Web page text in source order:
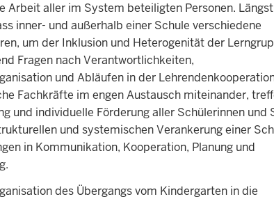
aller im System beteiligten Personen.
inner- und außerhalb einer Schule verschiedene
um der Inklusion und Heterogenität der
Fragen nach Verantwortlichkeiten,
und Abläufen in der
Fachkräfte im engen Austausch miteinander,
und individuelle Förderung aller Schülerinnen und
und systemischen Verankerung einer
in Kommunikation, Kooperation, Planung und
des Übergangs vom Kindergarten in die